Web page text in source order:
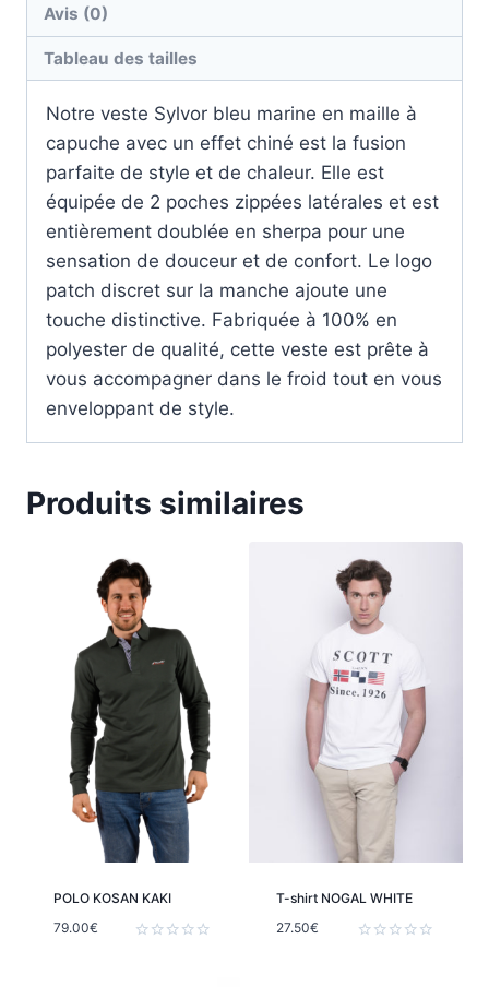
Avis (0)
Tableau des tailles
Notre veste Sylvor bleu marine en maille à
capuche avec un effet chiné est la fusion
parfaite de style et de chaleur. Elle est
équipée de 2 poches zippées latérales et est
entièrement doublée en sherpa pour une
sensation de douceur et de confort. Le logo
patch discret sur la manche ajoute une
touche distinctive. Fabriquée à 100% en
polyester de qualité, cette veste est prête à
vous accompagner dans le froid tout en vous
enveloppant de style.
Produits similaires
POLO KOSAN KAKI
79.00€
T-shirt NOGAL WHITE
27.50€